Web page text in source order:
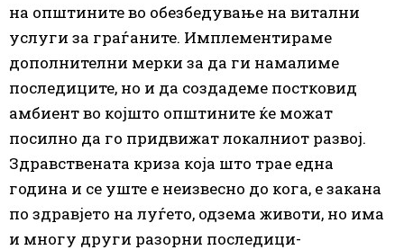
на општините во обезбедување на витални
услуги за граѓаните. Имплементираме
дополнителни мерки за да ги намалиме
последиците, но и да создадеме постковид
амбиент во којшто општините ќе можат
посилно да го придвижат локалниот развој.
Здравствената криза која што трае една
година и се уште е неизвесно до кога, е закана
по здравјето на луѓето, одзема животи, но има
и многу други разорни последици-